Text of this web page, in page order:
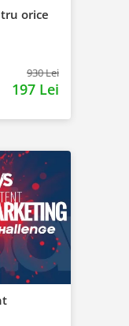
orice
930 Lei
197 Lei